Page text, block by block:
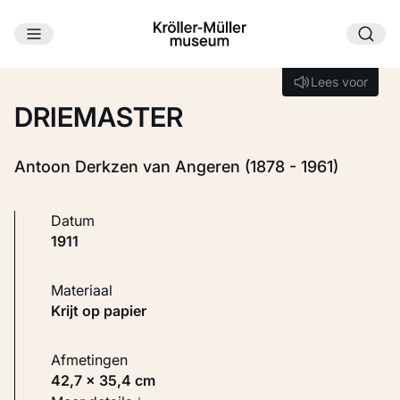
Ga naar hoofdinhoud
Lees voor
Lees voor
DRIEMASTER
Antoon Derkzen van Angeren (1878 - 1961)
Datum
1911
Materiaal
Krijt op papier
Afmetingen
42,7 × 35,4 cm